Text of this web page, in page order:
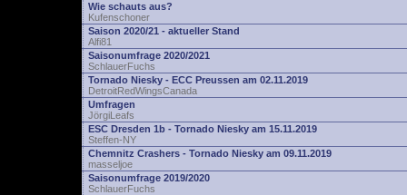
Wie schauts aus?
Kufenschoner
Saison 2020/21 - aktueller Stand
Alfi81
Saisonumfrage 2020/2021
SchlauerFuchs
Tornado Niesky - ECC Preussen am 02.11.2019
DetroitRedWingsCanada
Umfragen
JörgiLeafs
ESC Dresden 1b - Tornado Niesky am 15.11.2019
Steffen-NY
Chemnitz Crashers - Tornado Niesky am 09.11.2019
masseljoe
Saisonumfrage 2019/2020
SchlauerFuchs